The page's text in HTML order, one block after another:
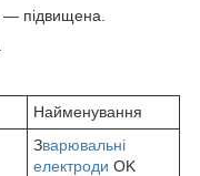
— підвищена.
Найменування
Зварювальні
електроди OK